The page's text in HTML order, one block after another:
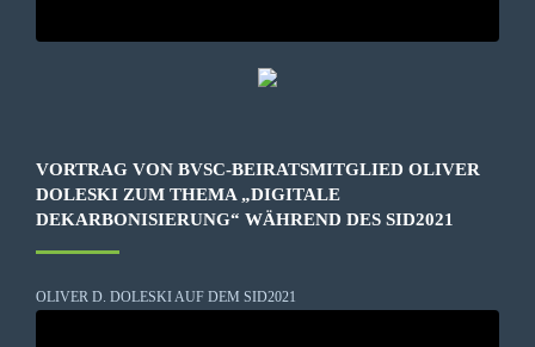
VORTRAG VON BVSC-BEIRATSMITGLIED OLIVER
DOLESKI ZUM THEMA „DIGITALE
DEKARBONISIERUNG“ WÄHREND DES SID2021
OLIVER D. DOLESKI AUF DEM SID2021